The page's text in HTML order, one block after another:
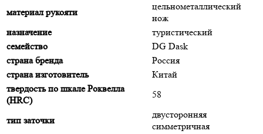
материал рукояти
цельнометаллический
нож
назначение
туристический
семейство
DG Dask
страна бренда
Россия
страна изготовитель
Китай
твердость по шкале Роквелла
(HRC)
58
тип заточки
двусторонняя
симметричная